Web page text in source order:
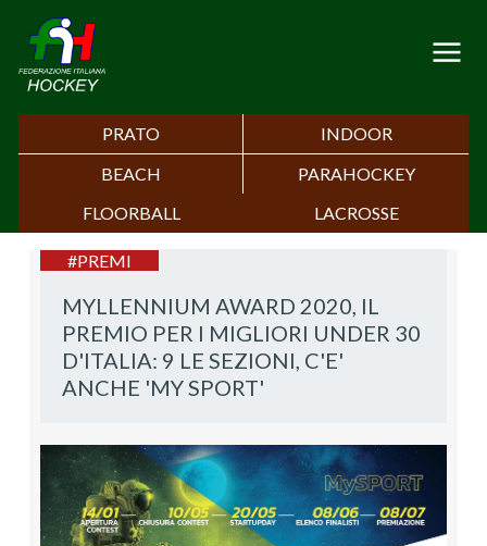
PRATO
INDOOR
BEACH
PARAHOCKEY
FLOORBALL
LACROSSE
MYLLENNIUM AWARD 2020, IL
PREMIO PER I MIGLIORI UNDER 30
D'ITALIA: 9 LE SEZIONI, C'E'
ANCHE 'MY SPORT'
#PREMI